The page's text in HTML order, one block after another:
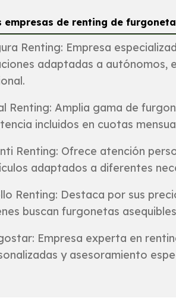
empresas de renting de
Renting: Empresa
adaptadas a autónomos,
Renting: Amplia gama de
incluidos en cuotas
Renting: Ofrece atención
adaptados a diferentes
Renting: Destaca por sus
buscan furgonetas
Empresa experta en
y asesoramiento